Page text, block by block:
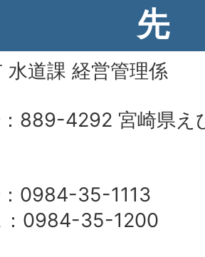
先
水道課 経営管理係
889-4292 宮崎県え
0984-35-1113
：0984-35-1200